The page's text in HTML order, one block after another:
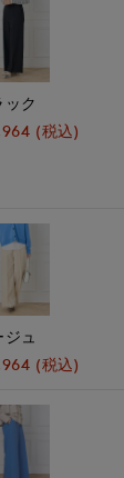
ック
(税込)
ュ
(税込)